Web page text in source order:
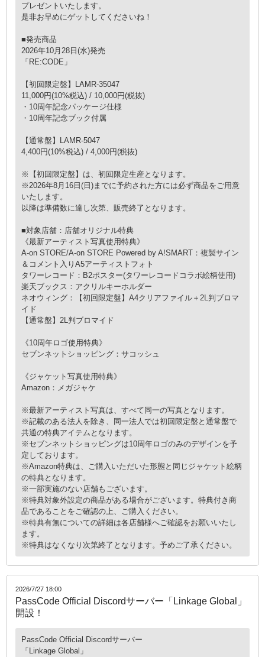
プレゼントいたします。
是非お早めにゲットしてくださいね！
■発売商品
2026年10月28日(水)発売
「RE:CODE」
【初回限定盤】LAMR-35047
11,000円(10%税込) / 10,000円(税抜)
・10周年記念パッケージ仕様
・10周年記念ブック付属
【通常盤】LAMR-5047
4,400円(10%税込) / 4,000円(税抜)
※【初回限定盤】は、初回限定生産となります。
※2026年8月16日(日)までに予約された方には必ず商品をご用意
いたします。
以降は準備数に達し次第、販売終了となります。
■対象店舗：店舗オリジナル特典
《最新アーティスト写真使用特典》
A-on STORE/A-on STORE Powered by A!SMART：複製サイン
＆コメント入りA5アーティストフォト
タワーレコード：B2ポスター(タワーレコードコラボ絵柄使用)
楽天ブックス：アクリルキーホルダー
ネオウィング：【初回限定盤】A4クリアファイル＋2L判ブロマ
イド
【通常盤】2L判ブロマイド
《10周年ロゴ使用特典》
セブンネットショッピング：サコッシュ
《ジャケット写真使用特典》
Amazon：メガジャケ
※最新アーティスト写真は、すべて同一の写真となります。
※記載のある法人を除き、同一法人では初回限定盤と通常盤で
共通の特典アイテムとなります。
※セブンネットショッピングは10周年ロゴのみのデザインを予
定しております。
※Amazon特典は、ご購入いただいた形態と同じジャケット絵柄
の特典となります。
※一部実施のない店舗もございます。
※特典対象外設定の商品がある場合がございます。特典付き商
品であることをご確認の上、ご購入ください。
※特典有無についての詳細は各店舗様へご確認をお願いいたし
ます。
※特典はなくなり次第終了となります。予めご了承ください。
2026/7/27 18:00
PassCode Official Discordサーバー「Linkage Global」
開設！
PassCode Official Discordサーバー
「Linkage Global」